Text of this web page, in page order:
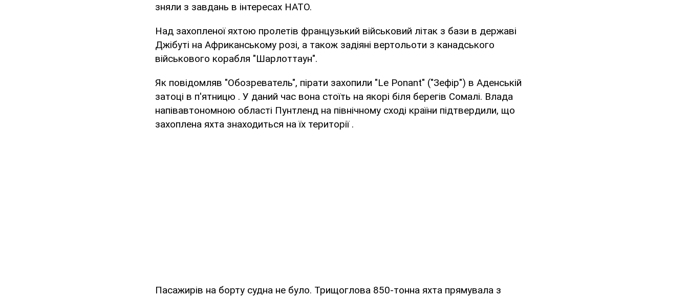
зняли з завдань в інтересах НАТО.
Над захопленої яхтою пролетів французький військовий літак з бази в державі
Джібуті на Африканському розі, а також задіяні вертольоти з канадського
військового корабля "Шарлоттаун".
Як повідомляв "Обозреватель", пірати захопили "Le Ponant" ("Зефір") в Аденській
затоці в п'ятницю . У даний час вона стоїть на якорі біля берегів Сомалі. Влада
напівавтономною області Пунтленд на північному сході країни підтвердили, що
захоплена яхта знаходиться на їх території .
Пасажирів на борту судна не було. Трищоглова 850-тонна яхта прямувала з